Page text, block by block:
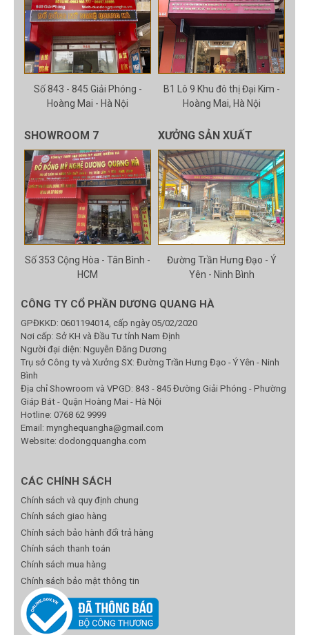
Số 843 - 845 Giải Phóng -
Hoàng Mai - Hà Nội
B1 Lô 9 Khu đô thị Đại Kim -
Hoàng Mai, Hà Nội
SHOWROOM 7
Số 353 Cộng Hòa - Tân Bình -
HCM
XƯỞNG SẢN XUẤT
Đường Trần Hưng Đạo - Ý
Yên - Ninh Bình
CÔNG TY CỔ PHẦN DƯƠNG QUANG HÀ
GPĐKKD: 0601194014, cấp ngày 05/02/2020
Nơi cấp: Sở KH và Đầu Tư tỉnh Nam Định
Người đại diện: Nguyễn Đăng Dương
Trụ sở Công ty và Xưởng SX: Đường Trần Hưng Đạo - Ý Yên - Ninh
Bình
Địa chỉ Showroom và VPGD: 843 - 845 Đường Giải Phóng - Phường
Giáp Bát - Quận Hoàng Mai - Hà Nội
Hotline: 0768 62 9999
Email: mynghequangha@gmail.com
Website: dodongquangha.com
CÁC CHÍNH SÁCH
Chính sách và quy định chung
Chính sách giao hàng
Chính sách bảo hành đổi trả hàng
Chính sách thanh toán
Chính sách mua hàng
Chính sách bảo mật thông tin